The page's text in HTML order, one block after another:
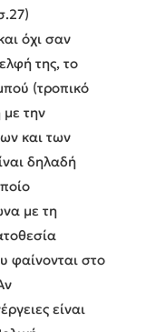
όχι σαν
της, το
(τροπικό
με την
και των
δηλαδή
με τη
φαίνονται στο
είναι